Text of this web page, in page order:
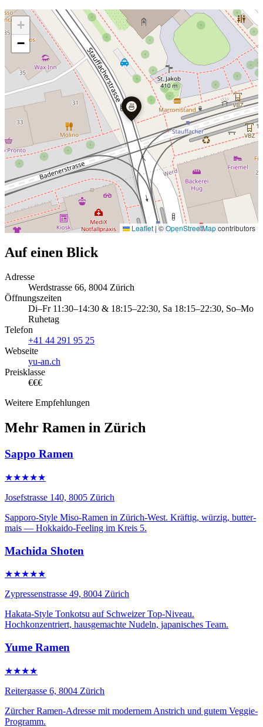
🍜
+
−
Leaflet|©OpenStreetMapcontributors
Auf einen Blick
Adresse
Werdstrasse 66, 8004 Zürich
Öffnungszeiten
Di–Fr 11:30–14:30 & 18:15–22:30, Sa 18:15–22:30, So–Mo
Ruhetag
Telefon
+41 44 291 95 25
Webseite
yu-an.ch
Preisklasse
€€€
Weitere Empfehlungen
Mehr Ramen in Zürich
Sappo Ramen
★★★★★
Josefstrasse 140, 8005 Zürich
Sapporo-Style Miso-Ramen in Zürich-West. Kräftig, würzig, butter-
mais — Hokkaido-Feeling im Kreis 5.
Machida Shoten
★★★★★
Zypressenstrasse 49, 8004 Zürich
Hakata-Style Tonkotsu auf Schweizer Top-Niveau.
Hochkonzentriert, hausgemachte Nudeln, japanisches Team.
Yume Ramen
★★★★
Reitergasse 6, 8004 Zürich
Zürcher Ramen-Adresse mit modernem Anstrich und gutem Veggie-
Programm.